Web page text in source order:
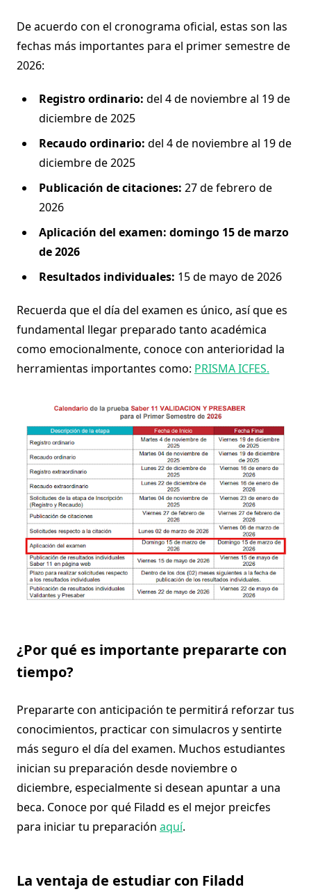
De acuerdo con el cronograma oficial, estas son las
fechas más importantes para el primer semestre de
2026:
Registro ordinario: del 4 de noviembre al 19 de
diciembre de 2025
Recaudo ordinario: del 4 de noviembre al 19 de
diciembre de 2025
Publicación de citaciones: 27 de febrero de
2026
Aplicación del examen: domingo 15 de marzo
de 2026
Resultados individuales: 15 de mayo de 2026
Recuerda que el día del examen es único, así que es
fundamental llegar preparado tanto académica
como emocionalmente, conoce con anterioridad la
herramientas importantes como: PRISMA ICFES.
¿Por qué es importante prepararte con
tiempo?
Prepararte con anticipación te permitirá reforzar tus
conocimientos, practicar con simulacros y sentirte
más seguro el día del examen. Muchos estudiantes
inician su preparación desde noviembre o
diciembre, especialmente si desean apuntar a una
beca. Conoce por qué Filadd es el mejor preicfes
para iniciar tu preparación aquí.
La ventaja de estudiar con Filadd